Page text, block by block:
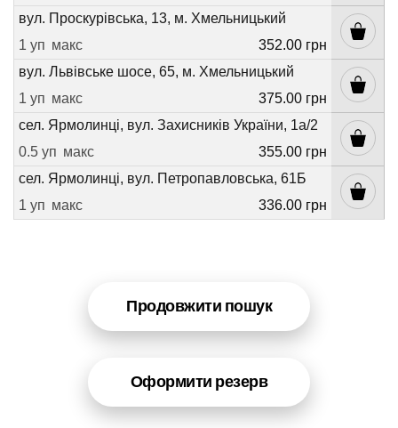
вул. Проскурівська, 13, м. Хмельницький
1 уп макс
352.00 грн
вул. Львівське шосе, 65, м. Хмельницький
1 уп макс
375.00 грн
сел. Ярмолинці, вул. Захисників України, 1а/2
0.5 уп макс
355.00 грн
сел. Ярмолинці, вул. Петропавловська, 61Б
1 уп макс 336.00 грн
Продовжити пошук
Оформити резерв